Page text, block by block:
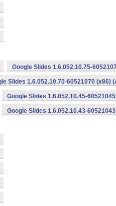
Google Slides 1.6.052.10.75-
Slides 1.6.052.10.70-60521070 (x86)
Google Slides 1.6.052.10.45-
Google Slides 1.6.052.10.43-